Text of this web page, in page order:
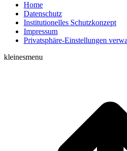
Home
Datenschutz
Institutionelles Schutzkonzept
Impressum
Privatsphäre-Einstellungen
kleinesmenu